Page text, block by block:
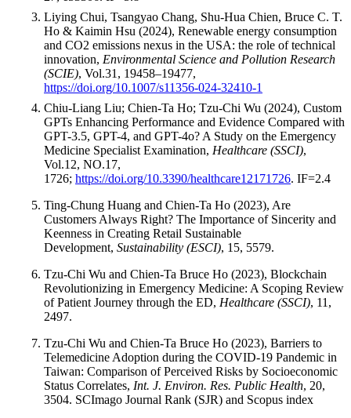
Liying Chui, Tsangyao Chang, Shu-Hua Chien, Bruce C. T.
Ho & Kaimin Hsu (2024), Renewable energy consumption
and CO2 emissions nexus in the USA: the role of technical
innovation, Environmental Science and Pollution Research
(SCIE), Vol.31, 19458–19477,
https://doi.org/10.1007/s11356-024-32410-1
Chiu-Liang Liu; Chien-Ta Ho; Tzu-Chi Wu (2024), Custom
GPTs Enhancing Performance and Evidence Compared with
GPT-3.5, GPT-4, and GPT-4o? A Study on the Emergency
Medicine Specialist Examination, Healthcare (SSCI),
Vol.12, NO.17,
1726; https://doi.org/10.3390/healthcare12171726. IF=2.4
Ting-Chung Huang and Chien-Ta Ho (2023), Are
Customers Always Right? The Importance of Sincerity and
Keenness in Creating Retail Sustainable
Development, Sustainability (ESCI), 15, 5579.
Tzu-Chi Wu and Chien-Ta Bruce Ho (2023), Blockchain
Revolutionizing in Emergency Medicine: A Scoping Review
of Patient Journey through the ED, Healthcare (SSCI), 11,
2497.
Tzu-Chi Wu and Chien-Ta Bruce Ho (2023), Barriers to
Telemedicine Adoption during the COVID-19 Pandemic in
Taiwan: Comparison of Perceived Risks by Socioeconomic
Status Correlates, Int. J. Environ. Res. Public Health, 20,
3504. SCImago Journal Rank (SJR) and Scopus index